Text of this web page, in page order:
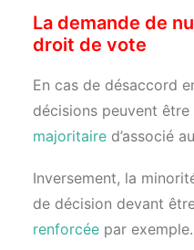
La demande de
droit de vote
En cas de désaccord
décisions peuvent être
majoritaire d’associé
Inversement, la
de décision devant
renforcée par exemple.